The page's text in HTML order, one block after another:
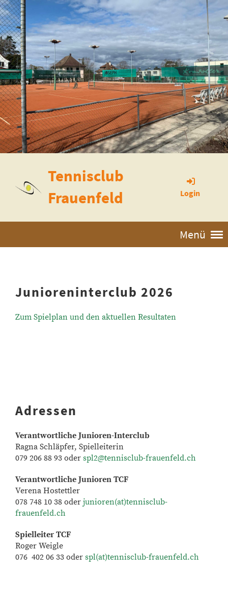
Tennisclub
Frauenfeld
Login
Menü
Junioreninterclub 2026
Zum Spielplan und den aktuellen Resultaten
Adressen
Verantwortliche Junioren-Interclub
Ragna Schläpfer, Spielleiterin
079 206 88 93 oder spl2@tennisclub-frauenfeld.ch
Verantwortliche Junioren TCF
Verena Hostettler
078 748 10 38 oder junioren(at)tennisclub-
frauenfeld.ch
Spielleiter TCF
Roger Weigle
076 402 06 33 oder spl(at)tennisclub-frauenfeld.ch